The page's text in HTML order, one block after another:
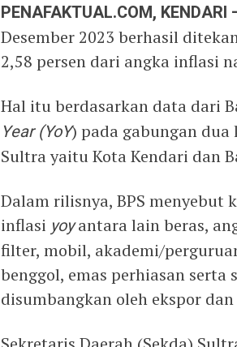
PENAFAKTUAL.COM, KENDARI
Desember 2023 berhasil
2,58 persen dari angka inflasi
Hal itu berdasarkan data dari
Year (YoY) pada gabungan dua
Sultra yaitu Kota Kendari dan
Dalam rilisnya, BPS menyebut
inflasi yoyantara lain beras,
filter, mobil, akademi/
benggol, emas perhiasan serta
disumbangkan oleh ekspor